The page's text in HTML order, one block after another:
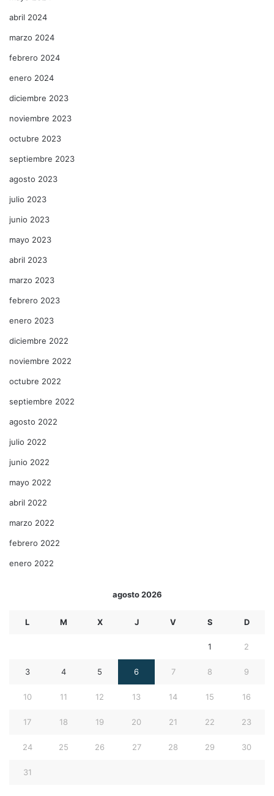
abril 2024
marzo 2024
febrero 2024
enero 2024
diciembre 2023
noviembre 2023
octubre 2023
septiembre 2023
agosto 2023
julio 2023
junio 2023
mayo 2023
abril 2023
marzo 2023
febrero 2023
enero 2023
diciembre 2022
noviembre 2022
octubre 2022
septiembre 2022
agosto 2022
julio 2022
junio 2022
mayo 2022
abril 2022
marzo 2022
febrero 2022
enero 2022
agosto 2026
L M X J V S D
1 2
3 4 5 6 7 8 9
10 11 12 13 14 15 16
17 18 19 20 21 22 23
24 25 26 27 28 29 30
31